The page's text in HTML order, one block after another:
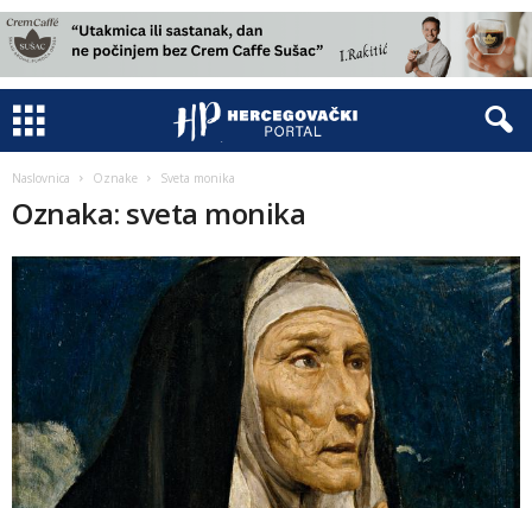
Naslovnica Oznake Sveta monika
Oznaka: sveta monika